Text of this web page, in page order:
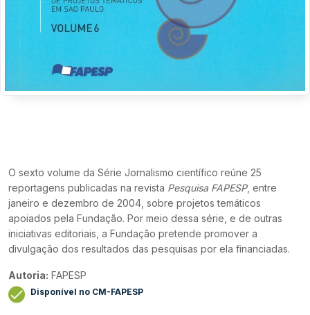
O sexto volume da Série Jornalismo científico reúne 25
reportagens publicadas na revista Pesquisa FAPESP, entre
janeiro e dezembro de 2004, sobre projetos temáticos
apoiados pela Fundação. Por meio dessa série, e de outras
iniciativas editoriais, a Fundação pretende promover a
divulgação dos resultados das pesquisas por ela financiadas.
Autoria: FAPESP
Disponível no CM-FAPESP